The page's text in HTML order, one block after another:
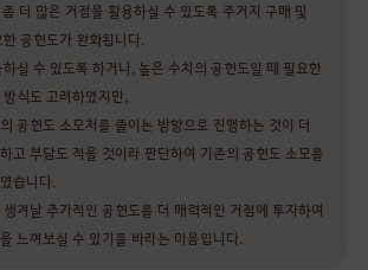
더 많은 거점을 활용하실 수 있도록 주거지 구매 및
공헌도가 완화됩니다.
실 수 있도록 하거나, 높은 수치의 공헌도일 때 필요한
식도 고려하였지만,
공헌도 소모처를 줄이는 방향으로 진행하는 것이 더
고 부담도 적을 것이라 판단하여 기존의 공헌도 소모를
습니다.
겨날 추가적인 공헌도를 더 매력적인 거점에 투자하여
느껴보실 수 있기를 바라는 마음입니다.